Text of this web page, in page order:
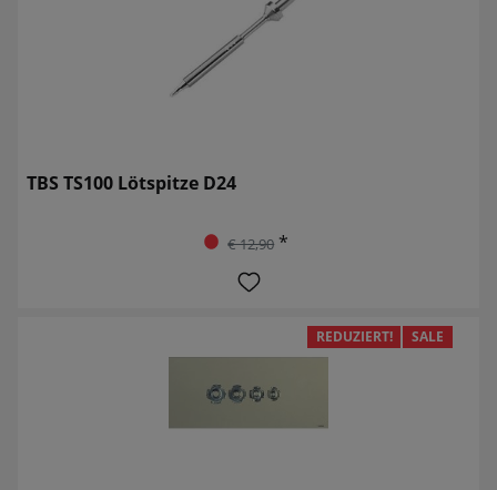
TBS TS100 Lötspitze D24
€ 12,90 *
REDUZIERT! SALE